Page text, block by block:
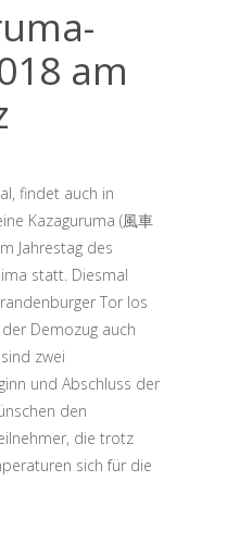
am
findet auch in
Kazaguruma (風車
Jahrestag des
statt. Diesmal
Tor los
Demozug auch
zwei
und Abschluss der
den
die trotz
sich für die